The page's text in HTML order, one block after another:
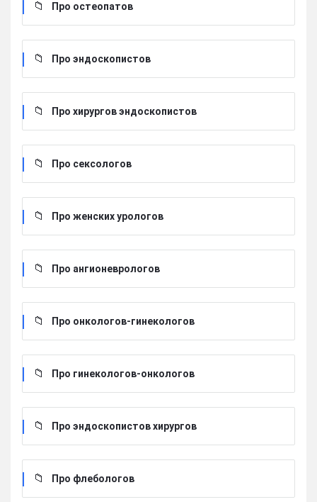
Про остеопатов
Про эндоскопистов
Про хирургов эндоскопистов
Про сексологов
Про женских урологов
Про ангионеврологов
Про онкологов-гинекологов
Про гинекологов-онкологов
Про эндоскопистов хирургов
Про флебологов